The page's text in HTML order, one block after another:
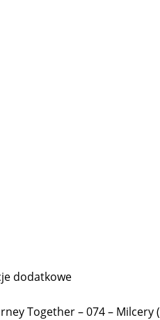
dodatkowe
Together – 074 – Milcery